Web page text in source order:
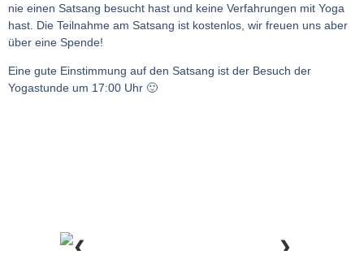
nie einen Satsang besucht hast und keine Verfahrungen mit Yoga
hast. Die Teilnahme am Satsang ist kostenlos, wir freuen uns aber
über eine Spende!
Eine gute Einstimmung auf den Satsang ist der Besuch der
Yogastunde um 17:00 Uhr 🙂
❮ ❯